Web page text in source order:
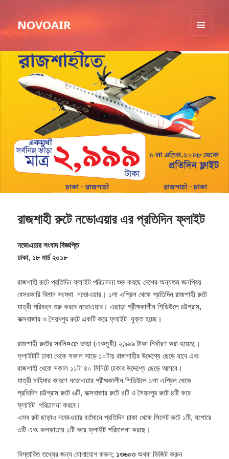
NOVOAIR
রাজশাহী রুটে নভোএয়ার এর প্রতিদিন ফ্লাইট
নভোএয়ার সংবাদ বিজ্ঞপ্তি
ঢাকা, ১৮ মার্চ ২০১৮
রাজশাহী রুটে প্রতিদিন ফ্লাইট পরিচালনা শুরু করছে দেশের অন্যতম জনপ্রিয়
বেসরকারি বিমান সংস্থা নভোএয়ার। ১লা এপ্রিল থেকে প্রতিদিন রাজশাহী রুটে
যাত্রী পরিবহন শুরু করবে নভোএয়ার। এছাড়া গ্রীষ্মকালীন শিডিউলে চট্টগ্রাম,
কক্সবাজার ও সৈয়দপুর রুটে একটি করে ফ্লাইট যুক্ত হচ্ছে।
রাজশাহী রুটের সর্বনি¤œ ভাড়া (একমুখী) ২,৯৯৯ টাকা নির্ধারণ করা হয়েছে।
ফ্লাইটটি ঢাকা থেকে সকাল সাড়ে ১০টায় রাজশাহীর উদ্দেশ্যে ছেড়ে যাবে এবং
রাজশাহী থেকে সকাল ১১টা ৪০ মিনিটে ঢাকার উদ্দেশ্যে ছেড়ে আসবে।
যাত্রী চাহিদার কারণে নভোএয়ার গ্রীষ্মকালীন শিডিউলে ১লা এপ্রিল থেকে
প্রতিদিন চট্টগ্রাম রুটে ৬টি, কক্সবাজার রুটে ৪টি ও সৈয়দপুর রুটে ৪টি করে
ফ্লাইট পরিচালনা করবে।
এসব রুট ছাড়াও নভোএয়ার বর্তমানে প্রতিদিন ঢাকা থেকে সিলেট রুটে ১টি, যশোরে
৩টি এবং কলকাতায় ১টি করে ফ্লাইট পরিচালনা করছে।
বিস্তারিত তথ্যের জন্য যোগাযোগ করুন; ১৩৬০৩ অথবা ভিজিট করুন